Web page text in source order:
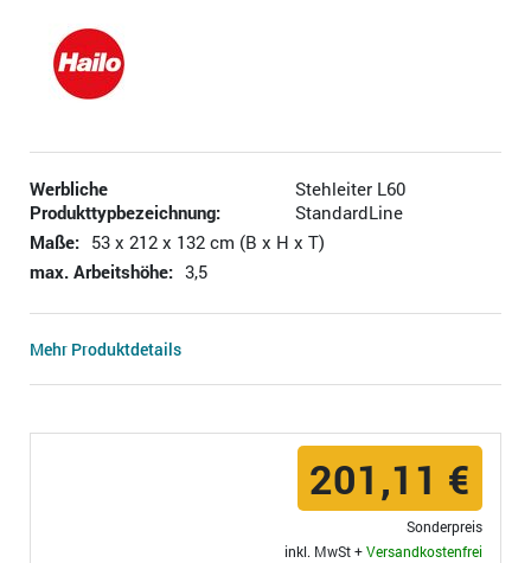
Werbliche
Produkttypbezeichnung:
Stehleiter L60
StandardLine
Maße: 53 x 212 x 132 cm (B x H x T)
max. Arbeitshöhe: 3,5
Mehr Produktdetails
201,11 €
Sonderpreis
inkl. MwSt +Versandkostenfrei